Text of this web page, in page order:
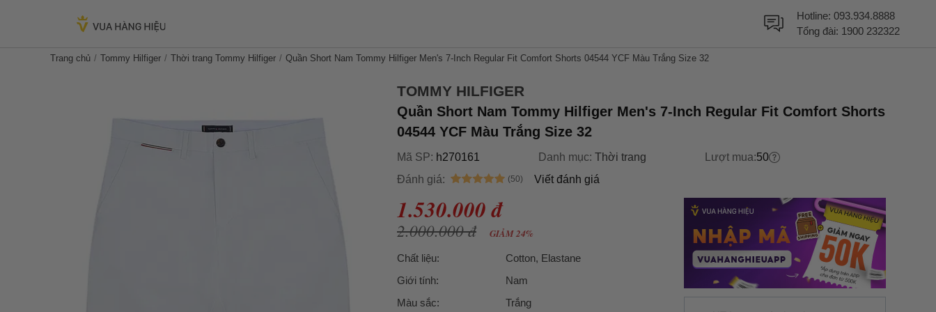
Hotline: 093.934.8888
Tổng đài: 1900 232322
Trang chủ Tommy Hilfiger Thời trang Tommy Hilfiger Quần Short Nam Tommy Hilfiger Men's 7-Inch Regular Fit Comfort Shorts 04544 YCF Màu Trắng Size 32
TOMMY HILFIGER
Quần Short Nam Tommy Hilfiger Men's 7-Inch Regular Fit Comfort Shorts
04544 YCF Màu Trắng Size 32
Mã SP: h270161 Danh mục: Thời trang Lượt mua:50
Đánh giá:
Viết đánh giá
1.530.000 đ
2.000.000 đ GIẢM 24%
Chất liệu:
Cotton, Elastane
Giới tính:
Nam
Màu sắc:
Trắng